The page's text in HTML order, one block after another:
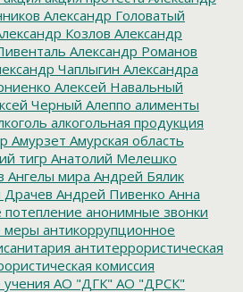
Александр Головатый
Козлов Александр
Александр Романов
Чаплыгин Александра
Алексей Навальный
Черный Алеппо алименты
алкогольная продукция
Амурзет Амурская область
тигр Анатолий Мелешко
Ангелы мира Андрей Бялик
Андрей Пивенко Анна
анонимные звонки
меры антикоррупционное
антитеррористическая
комиссия
учения АО "ДГК" АО "ДРСК"